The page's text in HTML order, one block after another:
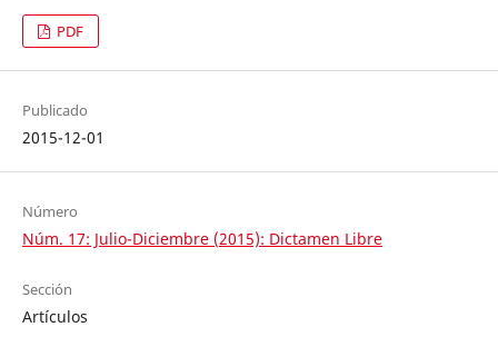
PDF
Publicado
2015-12-01
Número
Núm. 17: Julio-Diciembre (2015): Dictamen Libre
Sección
Artículos